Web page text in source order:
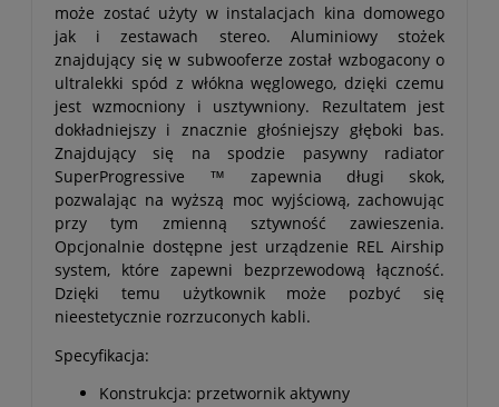
może zostać użyty w instalacjach kina domowego
jak i zestawach stereo. Aluminiowy stożek
znajdujący się w subwooferze został wzbogacony o
ultralekki spód z włókna węglowego, dzięki czemu
jest wzmocniony i usztywniony. Rezultatem jest
dokładniejszy i znacznie głośniejszy głęboki bas.
Znajdujący się na spodzie pasywny radiator
SuperProgressive ™ zapewnia długi skok,
pozwalając na wyższą moc wyjściową, zachowując
przy tym zmienną sztywność zawieszenia.
Opcjonalnie dostępne jest urządzenie REL Airship
system, które zapewni bezprzewodową łączność.
Dzięki temu użytkownik może pozbyć się
nieestetycznie rozrzuconych kabli.
Specyfikacja:
Konstrukcja: przetwornik aktywny